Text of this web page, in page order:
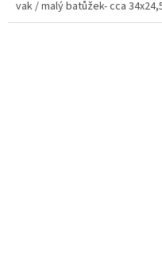
vak / malý batůžek- cca